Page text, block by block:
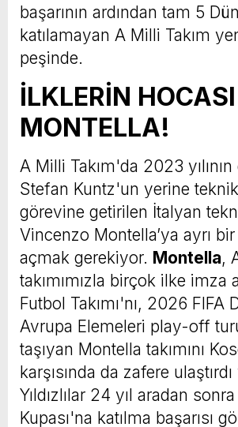
başarının ardından tam 5
katılamayan A Milli Takım
peşinde.
İLKLERİN HOCASI
MONTELLA!
A Milli Takım'da 2023
Stefan Kuntz'un yerine
görevine getirilen İtalyan
Vincenzo Montella’ya ayrı
açmak gerekiyor. Montella,
takımımızla birçok ilke imza
Futbol Takımı'nı, 2026 FIFA
Avrupa Elemeleri play-off
taşıyan Montella takımını
karşısında da zafere
Yıldızlılar 24 yıl aradan
Kupası'na katılma başarısı